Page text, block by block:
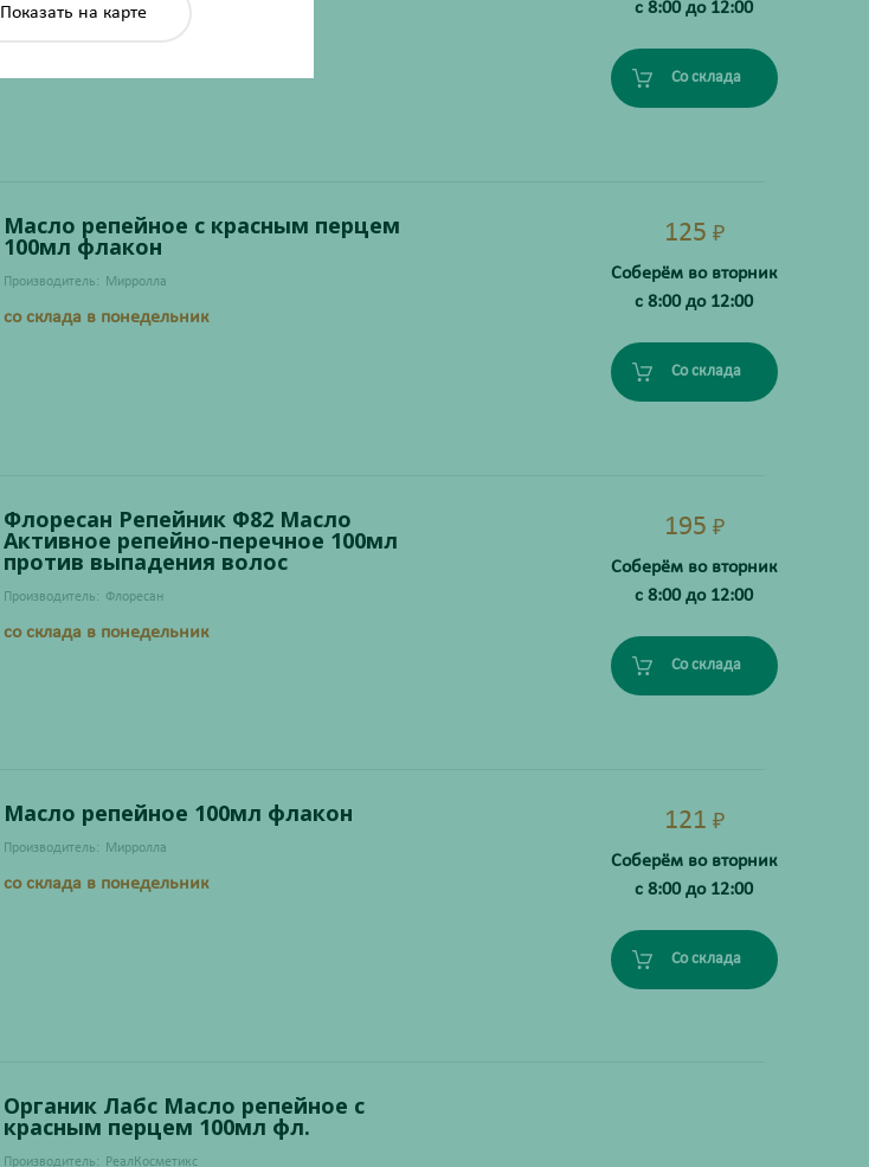
со склада в понедельник
с 8:00 до 12:00
Со склада
Масло репейное с красным перцем
100мл флакон
Производитель: Мирролла
со склада в понедельник
125 ₽
Соберём во вторник
с 8:00 до 12:00
Со склада
Флоресан Репейник Ф82 Масло
Активное репейно-перечное 100мл
против выпадения волос
Производитель: Флоресан
со склада в понедельник
195 ₽
Соберём во вторник
с 8:00 до 12:00
Со склада
Масло репейное 100мл флакон
Производитель: Мирролла
со склада в понедельник
121 ₽
Соберём во вторник
с 8:00 до 12:00
Со склада
Органик Лабс Масло репейное с
красным перцем 100мл фл.
Производитель: РеалКосметикс
Показать на карте